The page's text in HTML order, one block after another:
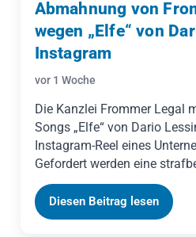
Abmahnung von
wegen „Elfe“ von
Instagram
vor 1 Woche
Die Kanzlei Frommer Legal
Songs „Elfe“ von Dario
Instagram-Reel eines
Gefordert werden eine
Unterlassungserklärung,
Erstattung der
Die Musik stammte nicht
Diesen Beitrag lesen